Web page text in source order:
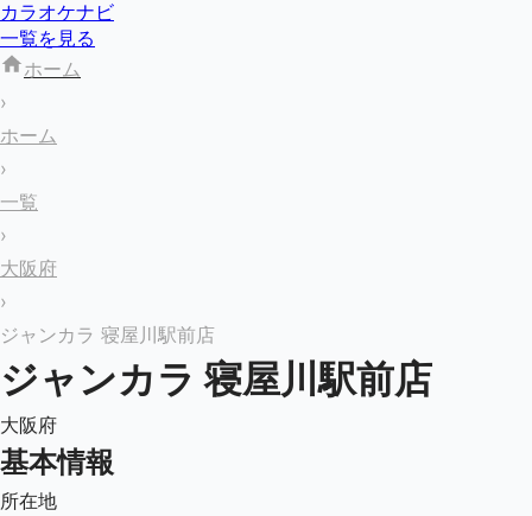
カラオケナビ
一覧を見る
ホーム
›
ホーム
›
一覧
›
大阪府
›
ジャンカラ 寝屋川駅前店
ジャンカラ 寝屋川駅前店
大阪府
基本情報
所在地